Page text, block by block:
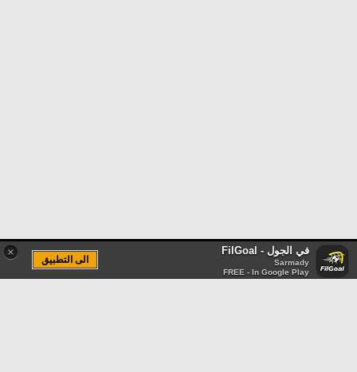
× في الجول - FilGoal
Sarmady
FREE - In Google Play
الى التطبيق